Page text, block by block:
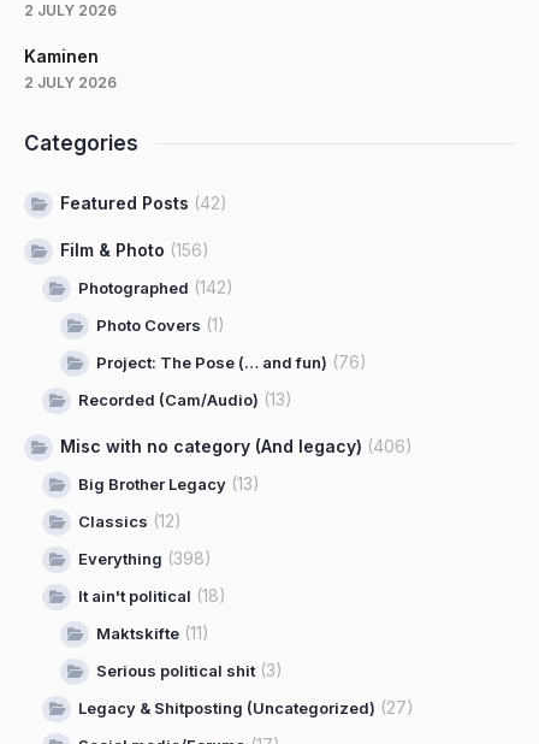
2 JULY 2026
Kaminen
2 JULY 2026
Categories
Featured Posts (42)
Film & Photo (156)
Photographed (142)
Photo Covers (1)
Project: The Pose (… and fun) (76)
Recorded (Cam/Audio) (13)
Misc with no category (And legacy) (406)
Big Brother Legacy (13)
Classics (12)
Everything (398)
It ain't political (18)
Maktskifte (11)
Serious political shit(3)
Legacy & Shitposting (Uncategorized) (27)